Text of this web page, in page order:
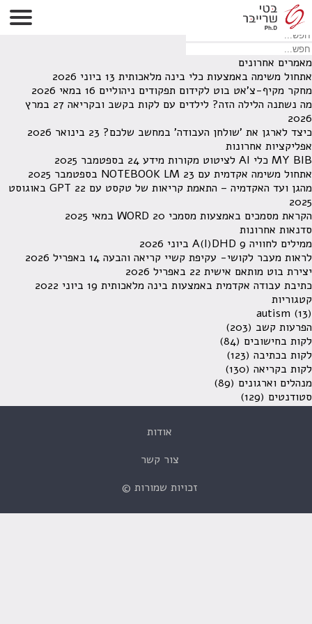
לא נמצאו תוצאות תחת קטגוריה זו.
מחפש משהו מסויים? השתמש בחיפוש
מאמרים אחרונים
אתחול משימה באמצעות כלי בינה מלאכותית 13 ביוני 2026
מחקר מקיף-צ'אט בוט לקידום תפקודים ניהוליים 16 במאי 2026
מה נשתנה הלילה הזה? לילדים עם לקות בקשב ובקריאה
27 במרץ
2026
כיצד לארגן את 'שולחן העבודה' במחשב שלכם? 23 בינואר 2026
אפליקציות אחרונות
MY BIB כלי AI לציטוט מקורות מידע
24 בספטמבר 2025
אתחול משימה אקדמית עם NOTEBOOK LM 23 בספטמבר 2025
מהגן ועד האקדמיה – התאמת קריאות של טקסט עם GPT
22 באוגוסט
2025
הקראת מסמכים באמצעות מסמכי WORD 20 במאי 2025
סדנאות אחרונות
ממילים לחוויה A(I)DHD 9 ביוני 2026
לראות מעבר לקושי- עקיפת קשיי קריאה והבעה 14 באפריל 2026
יצירת בוט מותאם אישית 22 באפריל 2026
כתיבת עבודה אקדמית באמצעות בינה מלאכותית 19 ביוני 2022
קטגוריות
autism (13)
הפרעות קשב (203)
לקות בחישובים (84)
לקות בכתיבה (123)
לקות בקריאה (130)
מנהלים וארגונים (89)
סטודנטים (129)
אודות
צור קשר
זכויות שמורות ©